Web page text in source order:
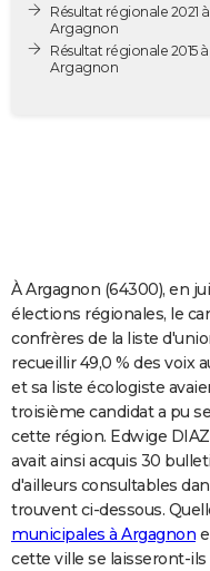
Destinations
City break
Voyage nature
Voyage de noces
Forum
PHOTO
GUIDES D'ACHAT
COPAINS D'AVANT
S'inscrire
Se connecter
Lycées
Collèges
Primaires
Universités
Entreprises
Service militaire
Avis de recherche
AVIS DE DÉCÈS
FORUM
Bricolage
Lifestyle
Culture
Sport
Auto
Television
Voyage
Cinema
Résultat régionale 2021 à
Argagnon
Résultat régionale 2015 à
Argagnon
À Argagnon (64300), en
élections régionales, le
confrères de la liste
recueillir 49,0 % des voix
et sa liste écologiste
troisième candidat a pu
cette région. Edwige
avait ainsi acquis 30
d'ailleurs consultables
trouvent ci-dessous.
municipales à Argagnon
cette ville se laisseront-